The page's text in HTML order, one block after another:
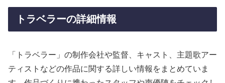
トラベラーの詳細情報
「トラベラー」の制作会社や監督、キャスト、主題歌アー
ティストなどの作品に関する詳しい情報をまとめていま